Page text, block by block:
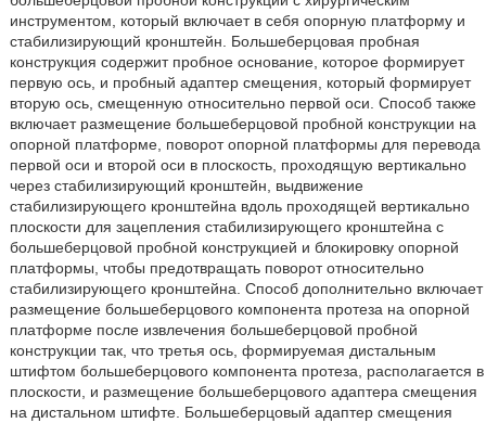
инструментом, который включает в себя опорную платформу и
стабилизирующий кронштейн. Большеберцовая пробная
конструкция содержит пробное основание, которое формирует
первую ось, и пробный адаптер смещения, который формирует
вторую ось, смещенную относительно первой оси. Способ также
включает размещение большеберцовой пробной конструкции на
опорной платформе, поворот опорной платформы для перевода
первой оси и второй оси в плоскость, проходящую вертикально
через стабилизирующий кронштейн, выдвижение
стабилизирующего кронштейна вдоль проходящей вертикально
плоскости для зацепления стабилизирующего кронштейна с
большеберцовой пробной конструкцией и блокировку опорной
платформы, чтобы предотвращать поворот относительно
стабилизирующего кронштейна. Способ дополнительно включает
размещение большеберцового компонента протеза на опорной
платформе после извлечения большеберцовой пробной
конструкции так, что третья ось, формируемая дистальным
штифтом большеберцового компонента протеза, располагается в
плоскости, и размещение большеберцового адаптера смещения
на дистальном штифте. Большеберцовый адаптер смещения